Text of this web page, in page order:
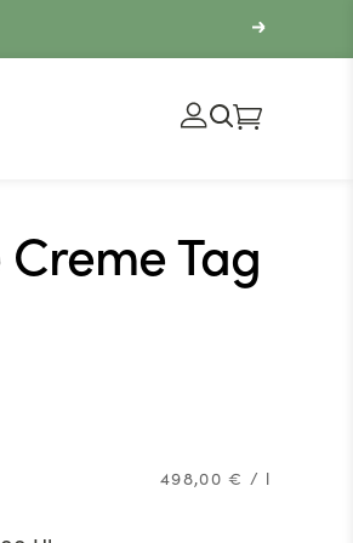
Tag
Stückpreis
498,00 € / pro
l